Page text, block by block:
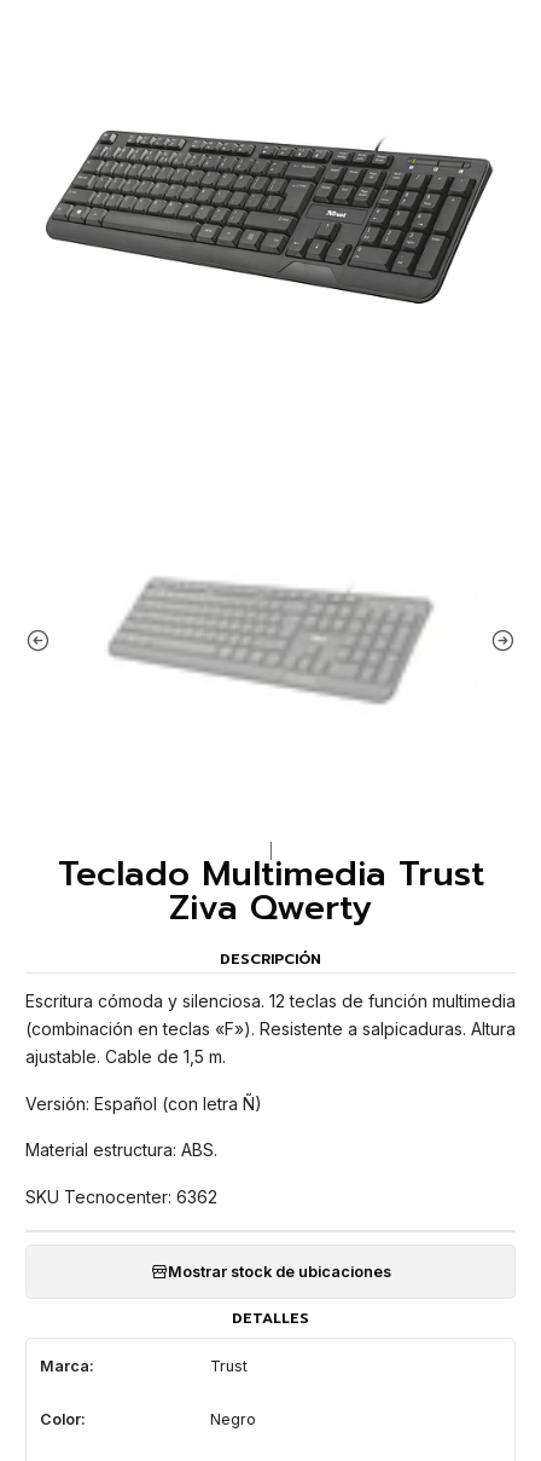
Teclado Multimedia Trust
Ziva Qwerty
DESCRIPCIÓN
Escritura cómoda y silenciosa. 12 teclas de función multimedia
(combinación en teclas «F»). Resistente a salpicaduras. Altura
ajustable. Cable de 1,5 m.
Versión: Español (con letra Ñ)
Material estructura: ABS.
SKU Tecnocenter: 6362
Mostrar stock de ubicaciones
DETALLES
Marca: Trust
Color: Negro